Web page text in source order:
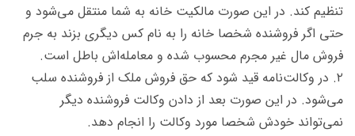
تنظیم کند. در این صورت مالکیت خانه به شما منتقل می‌شود و
حتی اگر فروشنده شخصا خانه را به نام کس دیگری بزند به جرم
فروش مال غیر مجرم محسوب شده و معامله‌اش باطل است.
۲. در وکالت‌نامه قید شود که حق فروش ملک از فروشنده سلب
می‌شود. در این صورت بعد از دادن وکالت فروشنده دیگر
نمی‌تواند خودش شخصا مورد وکالت را انجام دهد.